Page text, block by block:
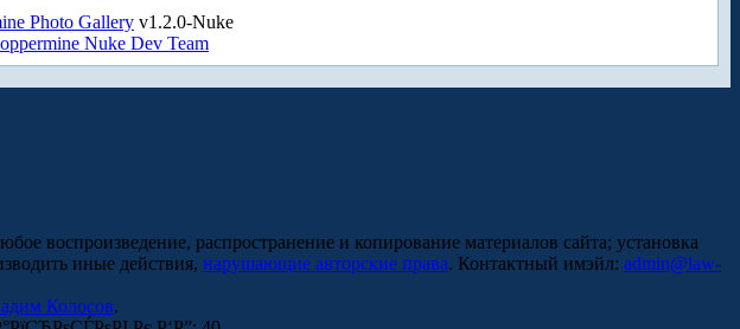
Photo Gallery v1.2.0-Nuke
Nuke Dev Team
воспроизведение, распространение и копирование материалов сайта; установка
иные действия, нарушающие авторские права. Контактный имэйл: admin@law-
Колосов.